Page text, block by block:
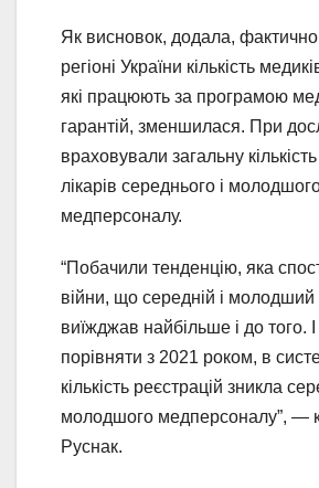
Як висновок, додала,
регіоні України кількість
які працюють за програмою
гарантій, зменшилася. При
враховували загальну
лікарів середнього і
медперсоналу.
“Побачили тенденцію, яка
війни, що середній і
виїжджав найбільше і до того.
порівняти з 2021 роком, в
кількість реєстрацій зникла
молодшого медперсоналу”, —
Руснак.